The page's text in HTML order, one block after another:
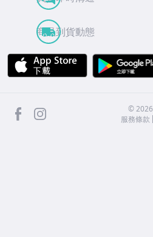
商品到貨動態
APP Store
facebook ©2026
服務條款